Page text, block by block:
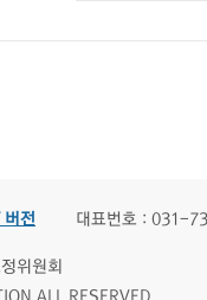
버전 대표번호 : 031-
위원회